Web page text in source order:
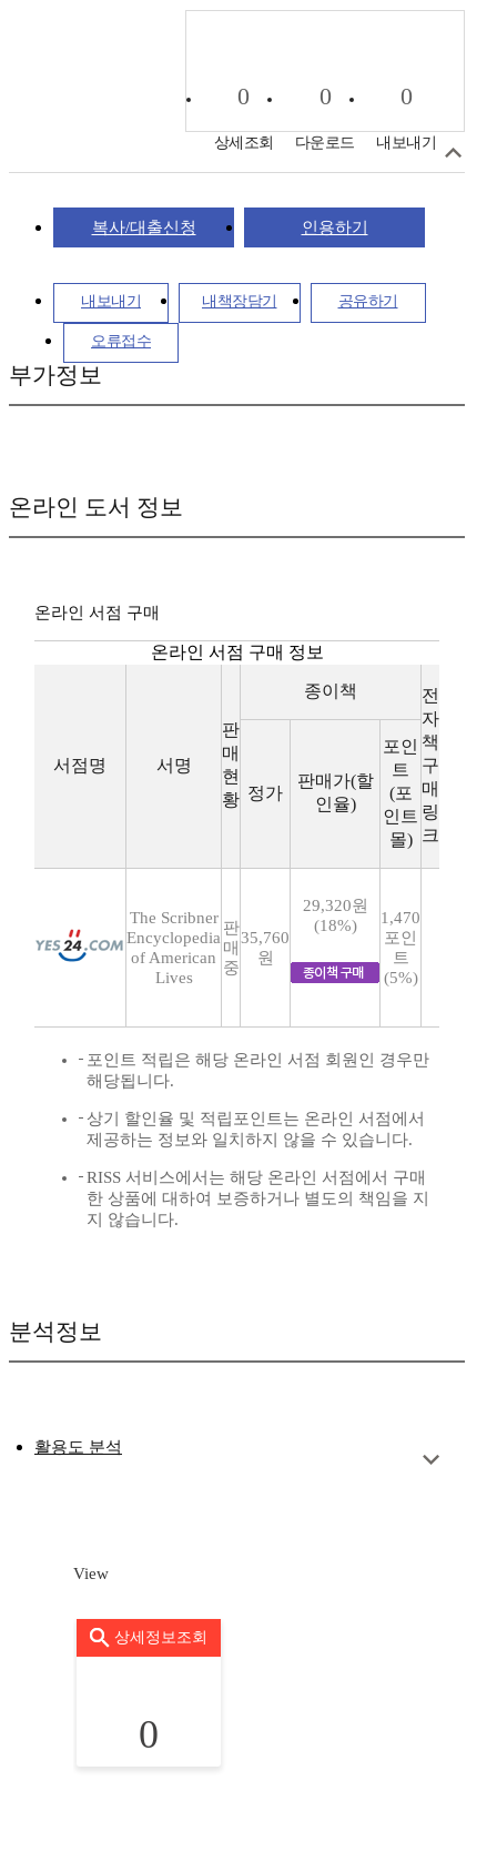
0
상세조회
0
다운로드
0
내보내기
복사/대출신청 인용하기
내보내기 내책장담기 공유하기
오류접수
부가정보
온라인 도서 정보
온라인 서점 구매
온라인 서점 구매 정보
서점명 서명
판
매
현
황
종이책
전
자
책
구
매
링
크
정가
판매가(할
인율)
포인
트
(포
인트
몰)
The Scribner
Encyclopedia
of American
Lives
판
매
중
35,760
원
29,320원
(18%)
1,470
포인
트
(5%)
포인트 적립은 해당 온라인 서점 회원인 경우만
해당됩니다.
상기 할인율 및 적립포인트는 온라인 서점에서
제공하는 정보와 일치하지 않을 수 있습니다.
RISS 서비스에서는 해당 온라인 서점에서 구매
한 상품에 대하여 보증하거나 별도의 책임을 지
지 않습니다.
분석정보
활용도 분석
View
상세정보조회
0